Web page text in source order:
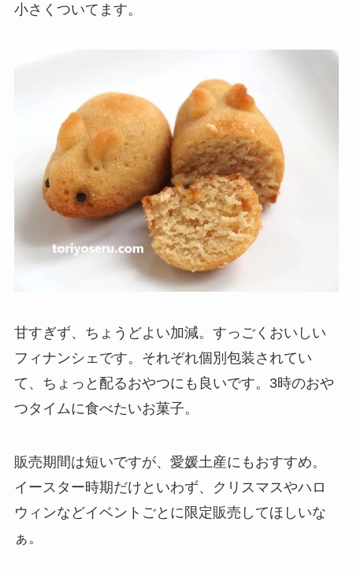
小さくついてます。
甘すぎず、ちょうどよい加減。すっごくおいしい
フィナンシェです。それぞれ個別包装されてい
て、ちょっと配るおやつにも良いです。3時のおや
つタイムに食べたいお菓子。
販売期間は短いですが、愛媛土産にもおすすめ。
イースター時期だけといわず、クリスマスやハロ
ウィンなどイベントごとに限定販売してほしいな
ぁ。